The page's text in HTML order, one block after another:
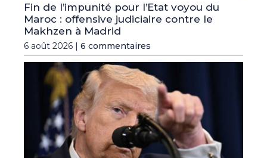
Fin de l’impunité pour l’Etat voyou du
Maroc : offensive judiciaire contre le
Makhzen à Madrid
6 août 2026 | 6 commentaires